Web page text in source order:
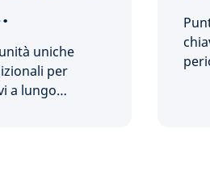
uniche
per
a lungo